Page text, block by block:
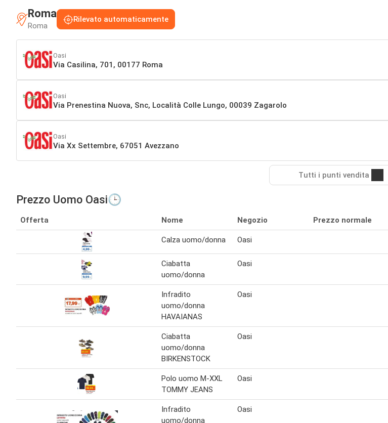
Roma
Roma
Rilevato automaticamente
Oasi
Via Casilina, 701, 00177 Roma
Oasi
Via Prenestina Nuova, Snc, Località Colle Lungo, 00039 Zagarolo
Oasi
Via Xx Settembre, 67051 Avezzano
Tutti i punti vendita
Prezzo Uomo Oasi🕒
Offerta Nome Negozio Prezzo normale
Calza uomo/donna Oasi
Ciabatta
uomo/donna
Oasi
Infradito
uomo/donna
HAVAIANAS
Oasi
Ciabatta
uomo/donna
BIRKENSTOCK
Oasi
Polo uomo M-XXL
TOMMY JEANS
Oasi
Infradito
uomo/donna
Oasi